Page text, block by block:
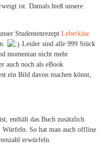
ist. Damals hieß unsere
Studentenrezept Leberkäse
Leider sind alle 999 Stück
momentan nicht mehr
auch noch als eBook
ein Bild davon machen könnt,
enthält das Buch zusätzlich
So hat man auch offline
erwürfeln.